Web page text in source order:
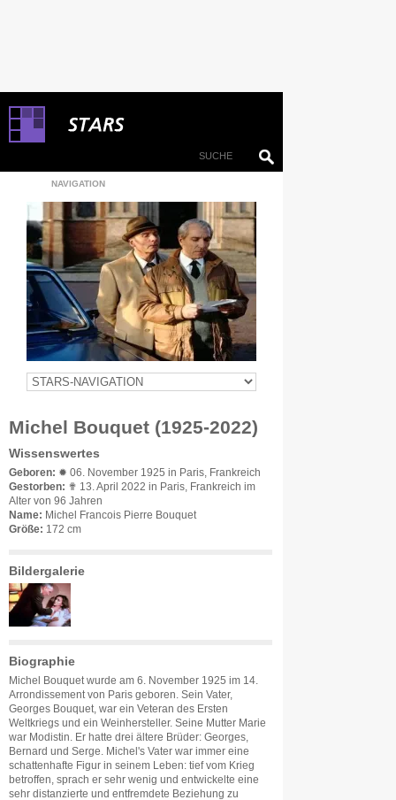
NAVIGATION
Michel Bouquet (1925-2022)
Wissenswertes
Geboren: ✹ 06. November 1925 in Paris, Frankreich
Gestorben: ✟ 13. April 2022 in Paris, Frankreich im
Alter von 96 Jahren
Name: Michel Francois Pierre Bouquet
Größe: 172 cm
Bildergalerie
Biographie
Michel Bouquet wurde am 6. November 1925 im 14.
Arrondissement von Paris geboren. Sein Vater,
Georges Bouquet, war ein Veteran des Ersten
Weltkriegs und ein Weinhersteller. Seine Mutter Marie
war Modistin. Er hatte drei ältere Brüder: Georges,
Bernard und Serge. Michel's Vater war immer eine
schattenhafte Figur in seinem Leben: tief vom Krieg
betroffen, sprach er sehr wenig und entwickelte eine
sehr distanzierte und entfremdete Beziehung zu